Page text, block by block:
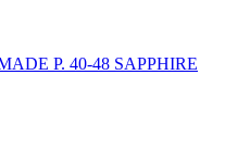
Р. 40-48 SAPPHIRE